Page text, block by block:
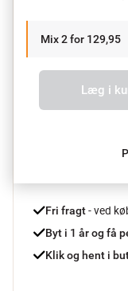
Mix 2 for 129,95
Læg i
Fri fragt - ved
Byt i 1 år og få
Klik og hent i